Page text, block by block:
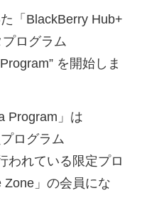
「BlackBerry Hub+
ログラム
を開始しま
Program」は
ログラム
われている限定プロ
Zone」の会員にな